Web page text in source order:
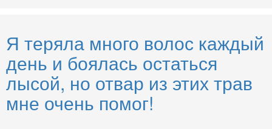
Я теряла много волос каждый
день и боялась остаться
лысой, но отвар из этих трав
мне очень помог!